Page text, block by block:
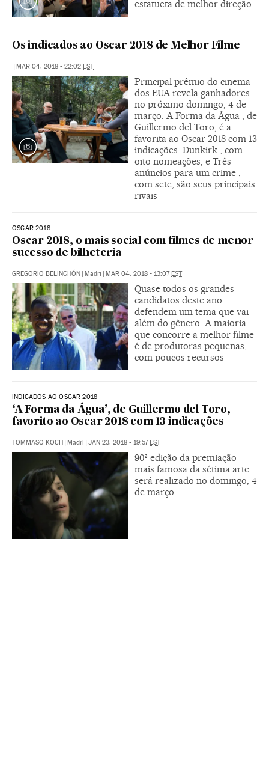
estatueta de melhor direção
Os indicados ao Oscar 2018 de Melhor Filme
| MAR 04, 2018 - 22:02 EST
Principal prêmio do cinema
dos EUA revela ganhadores
no próximo domingo, 4 de
março. A Forma da Água , de
Guillermo del Toro, é a
favorita ao Oscar 2018 com 13
indicações. Dunkirk , com
oito nomeações, e Três
anúncios para um crime ,
com sete, são seus principais
rivais
OSCAR 2018
Oscar 2018, o mais social com filmes de menor
sucesso de bilheteria
GREGORIO BELINCHÓN | Madri | MAR 04, 2018 - 13:07EST
Quase todos os grandes
candidatos deste ano
defendem um tema que vai
além do gênero. A maioria
que concorre a melhor filme
é de produtoras pequenas,
com poucos recursos
INDICADOS AO OSCAR 2018
‘A Forma da Água’, de Guillermo del Toro,
favorito ao Oscar 2018 com 13 indicações
TOMMASO KOCH | Madri | JAN 23, 2018 - 19:57EST
90ª edição da premiação
mais famosa da sétima arte
será realizado no domingo, 4
de março